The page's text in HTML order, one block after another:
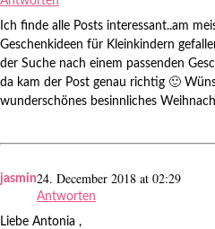
Ich finde alle Posts interessant..am
Geschenkideen für Kleinkindern
der Suche nach einem passenden
da kam der Post genau richtig 🙂
wunderschönes besinnliches
jasmin24. December 2018 at 02:29
Antworten
Liebe Antonia ,